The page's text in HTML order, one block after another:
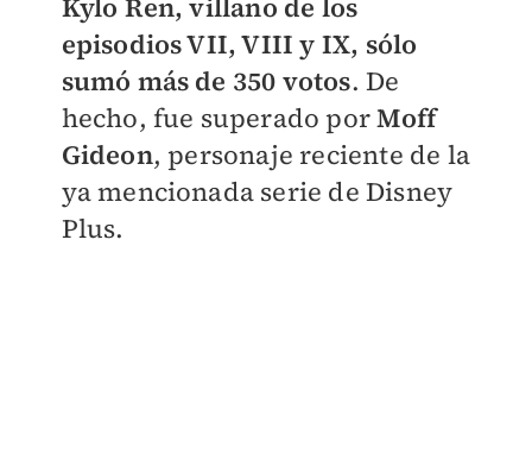
Kylo Ren, villano de los
episodios VII, VIII y IX, sólo
sumó más de 350 votos. De
hecho, fue superado porMoff
Gideon, personaje reciente de la
ya mencionada serie de Disney
Plus.